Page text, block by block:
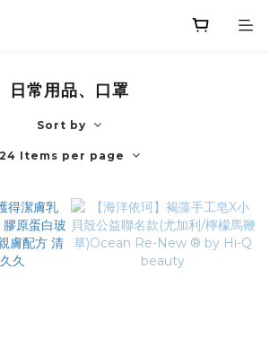
日常用品、口罩
Sort by
24 Items per page